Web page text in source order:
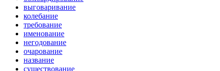
выговаривание
колебание
требование
именование
негодование
очарование
название
существование